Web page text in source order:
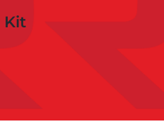
Kit